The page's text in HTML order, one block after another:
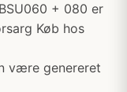
+ 080 er
Køb hos
være genereret